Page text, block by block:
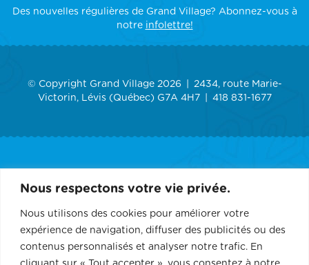
Nous respectons votre vie privée.
Nous utilisons des cookies pour améliorer votre
expérience de navigation, diffuser des publicités ou des
contenus personnalisés et analyser notre trafic. En
Des nouvelles régulières de Grand Village? Abonnez-vous à
notre infolettre!
© Copyright Grand Village 2026
2434, route Marie-
Victorin, Lévis (Québec) G7A 4H7
418 831-1677
GRAND VILLAGE
SERVICES